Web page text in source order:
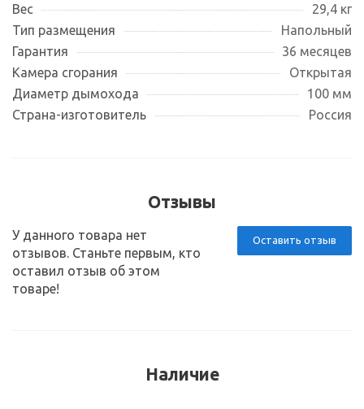
Вес
29,4 кг
Тип размещения
Напольный
Гарантия
36 месяцев
Камера сгорания
Открытая
Диаметр дымохода
100 мм
Страна-изготовитель
Россия
Отзывы
Оставить отзыв
У данного товара нет
отзывов. Станьте первым, кто
оставил отзыв об этом
товаре!
Наличие